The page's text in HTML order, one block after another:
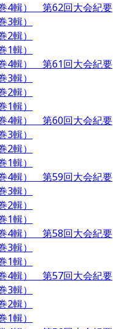
4輯） 第62回大会紀要
3輯）
2輯）
1輯）
4輯） 第61回大会紀要
3輯）
2輯）
1輯）
4輯） 第60回大会紀要
3輯）
2輯）
1輯）
4輯） 第59回大会紀要
3輯）
2輯）
1輯）
4輯） 第58回大会紀要
3輯）
1輯）
4輯） 第57回大会紀要
3輯）
2輯）
1輯）